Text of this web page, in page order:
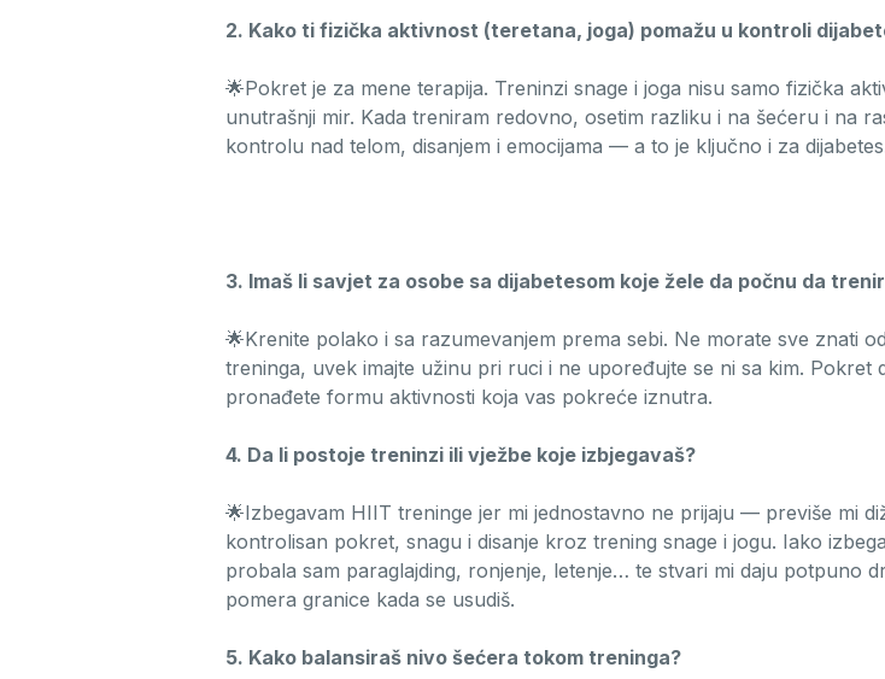
2. Kako ti fizička aktivnost (teretana, joga) pomažu u kontroli
🌟Pokret je za mene terapija. Treninzi snage i joga nisu samo fizička
unutrašnji mir. Kada treniram redovno, osetim razliku i na šećeru i na
kontrolu nad telom, disanjem i emocijama — a to je ključno i za
3. Imaš li savjet za osobe sa dijabetesom koje žele da počnu da
🌟Krenite polako i sa razumevanjem prema sebi. Ne morate sve znati
treninga, uvek imajte užinu pri ruci i ne upoređujte se ni sa kim.
pronađete formu aktivnosti koja vas pokreće iznutra.
4. Da li postoje treninzi ili vježbe koje izbjegavaš?
🌟Izbegavam HIIT treninge jer mi jednostavno ne prijaju — previše mi
kontrolisan pokret, snagu i disanje kroz trening snage i jogu. Iako
probala sam paraglajding, ronjenje, letenje… te stvari mi daju potpuno
pomera granice kada se usudiš.
5. Kako balansiraš nivo šećera tokom treninga?